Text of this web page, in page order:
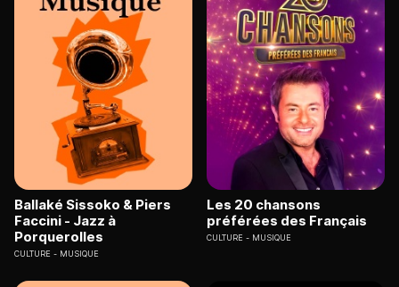
Ballaké Sissoko & Piers
Faccini - Jazz à
Porquerolles
CULTURE MUSIQUE
Les 20 chansons
préférées des Français
CULTURE MUSIQUE